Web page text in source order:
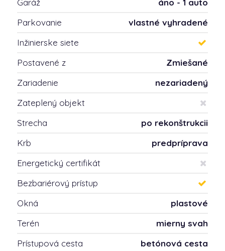
Garáž
áno - 1 auto
Parkovanie
vlastné vyhradené
Inžinierske siete
Postavené z
Zmiešané
Zariadenie
nezariadený
Zateplený objekt
Strecha
po rekonštrukcii
Krb
predpríprava
Energetický certifikát
Bezbariérový prístup
Okná
plastové
Terén
mierny svah
Prístupová cesta
betónová cesta